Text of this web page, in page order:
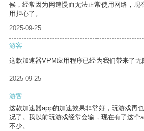
候，经常因为网速慢而无法正常使用网络，现
用担心了。
2025-09-25
游客
这款加速器VPM应用程序已经为我们带来了无
2025-09-25
游客
这款加速器app的加速效果非常好，玩游戏再
况了。我以前玩游戏经常会输，现在有了这个
不少。